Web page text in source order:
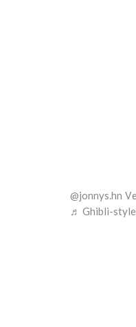
@jonnys.hn
♬ Ghibli-style